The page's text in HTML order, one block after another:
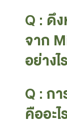
Q : ดึ
จาก
อย่างไ
Q : ก
คืออะไ